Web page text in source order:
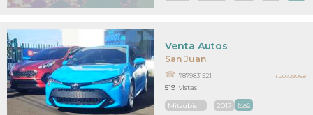
San Juan
Venta Autos
7879831521
Mitsubishi 2017 MAS
519 vistas
PR20729068